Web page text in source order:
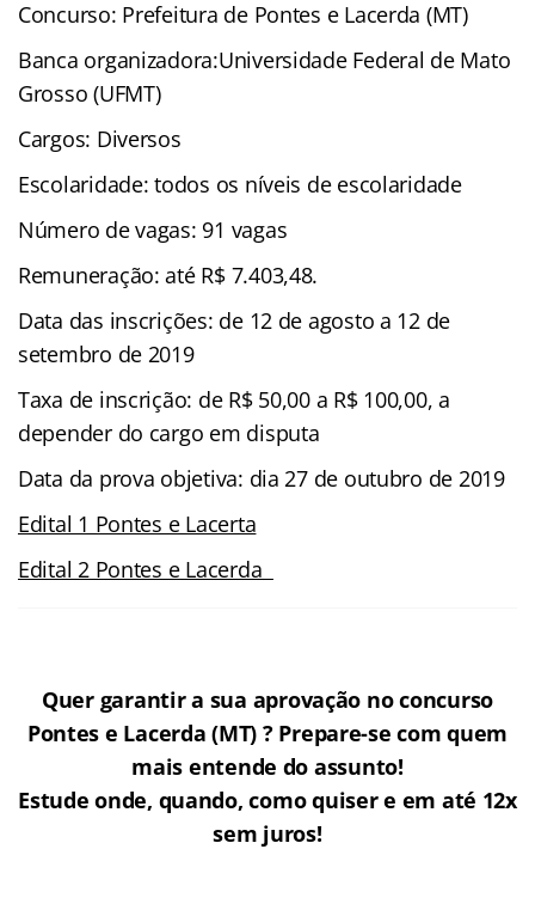
Concurso: Prefeitura de Pontes e Lacerda (MT)
Banca organizadora:Universidade Federal de Mato
Grosso (UFMT)
Cargos: Diversos
Escolaridade: todos os níveis de escolaridade
Número de vagas: 91 vagas
Remuneração: até R$ 7.403,48.
Data das inscrições: de 12 de agosto a 12 de
setembro de 2019
Taxa de inscrição: de R$ 50,00 a R$ 100,00, a
depender do cargo em disputa
Data da prova objetiva: dia 27 de outubro de 2019
Edital 1 Pontes e Lacerta
Edital 2 Pontes e Lacerda
Quer garantir a sua aprovação no concurso
Pontes e Lacerda (MT) ? Prepare-se com quem
mais entende do assunto!
Estude onde, quando, como quiser e em até 12x
sem juros!